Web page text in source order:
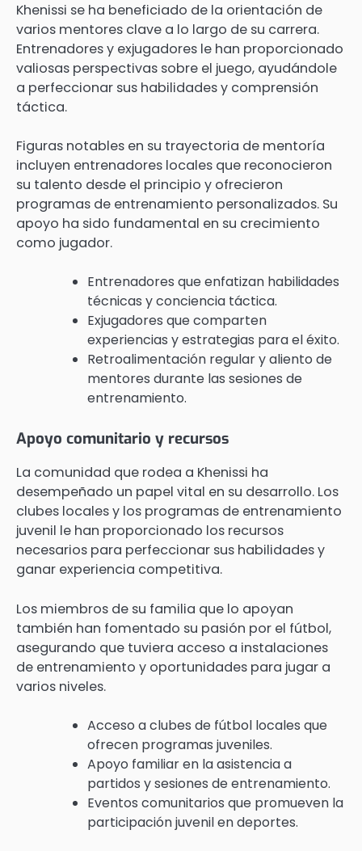
Khenissi se ha beneficiado de la orientación de
varios mentores clave a lo largo de su carrera.
Entrenadores y exjugadores le han proporcionado
valiosas perspectivas sobre el juego, ayudándole
a perfeccionar sus habilidades y comprensión
táctica.
Figuras notables en su trayectoria de mentoría
incluyen entrenadores locales que reconocieron
su talento desde el principio y ofrecieron
programas de entrenamiento personalizados. Su
apoyo ha sido fundamental en su crecimiento
como jugador.
Entrenadores que enfatizan habilidades
técnicas y conciencia táctica.
Exjugadores que comparten
experiencias y estrategias para el éxito.
Retroalimentación regular y aliento de
mentores durante las sesiones de
entrenamiento.
Apoyo comunitario y recursos
La comunidad que rodea a Khenissi ha
desempeñado un papel vital en su desarrollo. Los
clubes locales y los programas de entrenamiento
juvenil le han proporcionado los recursos
necesarios para perfeccionar sus habilidades y
ganar experiencia competitiva.
Los miembros de su familia que lo apoyan
también han fomentado su pasión por el fútbol,
asegurando que tuviera acceso a instalaciones
de entrenamiento y oportunidades para jugar a
varios niveles.
Acceso a clubes de fútbol locales que
ofrecen programas juveniles.
Apoyo familiar en la asistencia a
partidos y sesiones de entrenamiento.
Eventos comunitarios que promueven la
participación juvenil en deportes.